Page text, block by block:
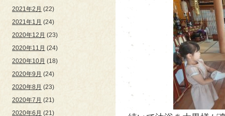
2021年2月 (22)
2021年1月 (24)
2020年12月 (23)
2020年11月 (24)
2020年10月 (18)
2020年9月 (24)
2020年8月 (23)
2020年7月 (21)
2020年6月 (21)